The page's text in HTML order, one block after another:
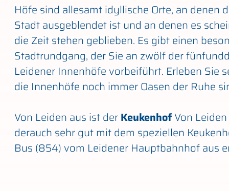
Höfe sind allesamt idyllische Orte, an denen
Stadt ausgeblendet ist und an denen es
die Zeit stehen geblieben. Es gibt einen
Stadtrundgang, der Sie an zwölf der
Leidener Innenhöfe vorbeiführt. Erleben Sie
die Innenhöfe noch immer Oasen der Ruhe
Von Leiden aus ist derKeukenhofVon
derauch sehr gut mit dem speziellen
Bus (854) vom Leidener Hauptbahnhof aus